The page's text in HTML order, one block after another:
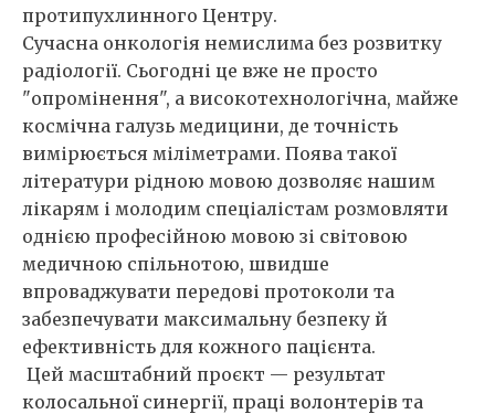
протипухлинного Центру.
Сучасна онкологія немислима без розвитку
радіології. Сьогодні це вже не просто
"опромінення", а високотехнологічна, майже
космічна галузь медицини, де точність
вимірюється міліметрами. Поява такої
літератури рідною мовою дозволяє нашим
лікарям і молодим спеціалістам розмовляти
однією професійною мовою зі світовою
медичною спільнотою, швидше
впроваджувати передові протоколи та
забезпечувати максимальну безпеку й
ефективність для кожного пацієнта.
Цей масштабний проєкт — результат
колосальної синергії, праці волонтерів та